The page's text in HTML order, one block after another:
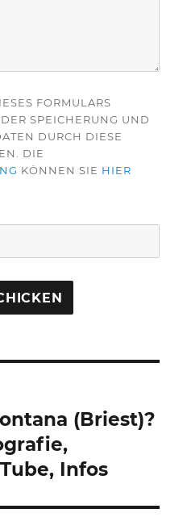
FORMULARS
SPEICHERUNG UND
DURCH DIESE
DIE
KÖNNEN SIE HIER
(Briest)?
Infos